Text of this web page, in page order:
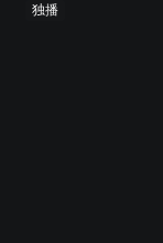
独播